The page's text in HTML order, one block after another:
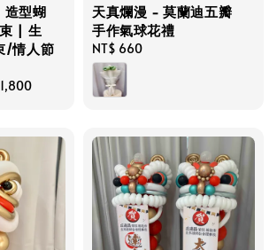
型蝴
| 生
/情人節
天真爛漫 - 莫蘭迪五瓣
手作氣球花禮
Regular
price
NT$ 660